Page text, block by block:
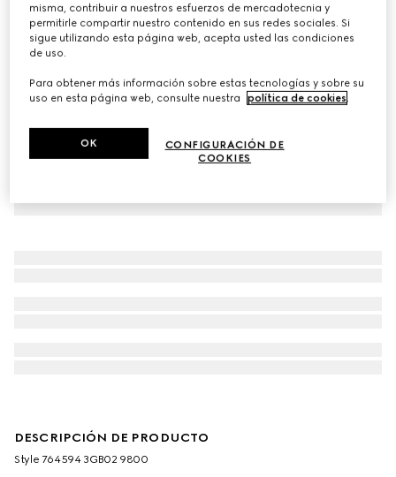
DESCRIPCIÓN DE PRODUCTO
Style ‎764594 3GB02 9800
misma, contribuir a nuestros esfuerzos de mercadotecnia y
permitirle compartir nuestro contenido en sus redes sociales. Si
sigue utilizando esta página web, acepta usted las condiciones
de uso.
Para obtener más información sobre estas tecnologías y sobre su
uso en esta página web, consulte nuestra
política de cookies
CONFIGURACIÓN DE
COOKIES
OK